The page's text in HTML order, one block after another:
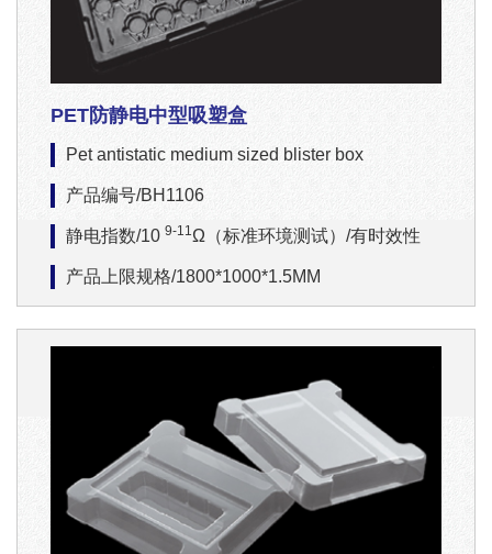
PET防静电中型吸塑盒
Pet antistatic medium sized blister box
产品编号/BH1106
静电指数/10 9-11 Ω（标准环境测试）/有时效性
产品上限规格/1800*1000*1.5MM